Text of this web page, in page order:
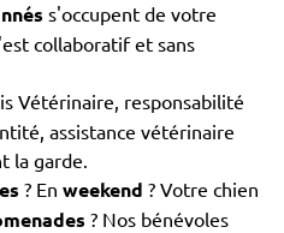
s'occupent de votre
collaboratif et sans
Vétérinaire, responsabilité
assistance vétérinaire
la garde.
? En weekend ? Votre chien
? Nos bénévoles